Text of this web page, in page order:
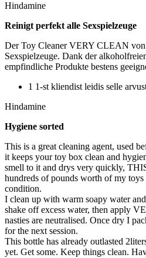
Hindamine
Reinigt perfekt alle Sexspielzeuge
Der Toy Cleaner VERY CLEAN
Sexspielzeuge. Dank der
empfindliche Produkte bestens
1 1-st kliendist leidis selle
Hindamine
Hygiene sorted
This is a great cleaning agent, used
it keeps your toy box clean and
smell to it and drys very quickly,
hundreds of pounds worth of my
condition.
I clean up with warm soapy water
shake off excess water, then apply
nasties are neutralised. Once dry I
for the next session.
This bottle has already outlasted
yet. Get some. Keep things clean.